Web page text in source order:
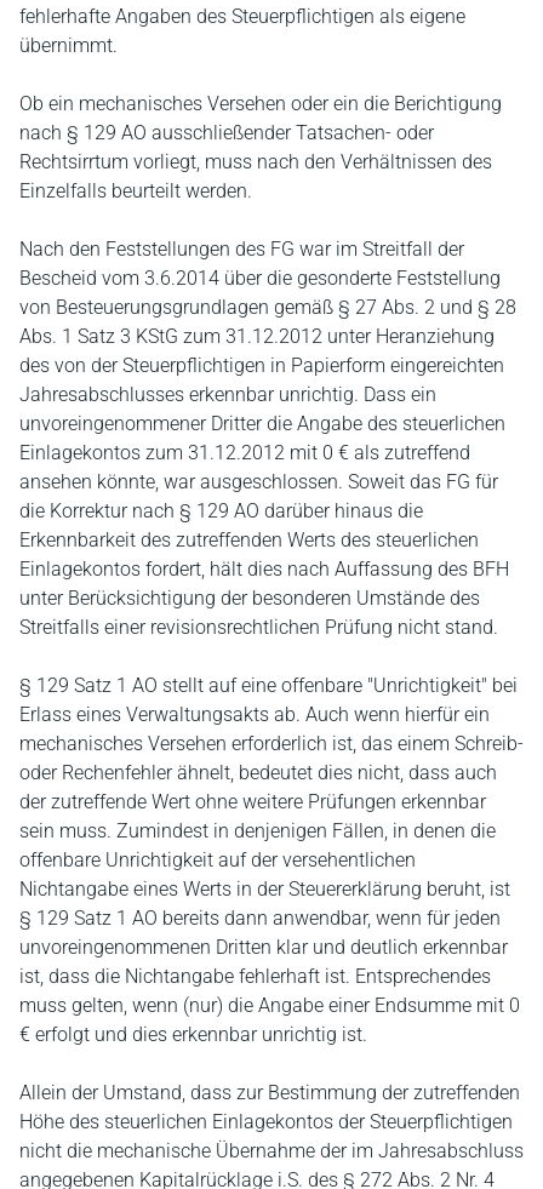
fehlerhafte Angaben des Steuerpflichtigen als eigene
übernimmt.
Ob ein mechanisches Versehen oder ein die Berichtigung
nach § 129 AO ausschließender Tatsachen- oder
Rechtsirrtum vorliegt, muss nach den Verhältnissen des
Einzelfalls beurteilt werden.
Nach den Feststellungen des FG war im Streitfall der
Bescheid vom 3.6.2014 über die gesonderte Feststellung
von Besteuerungsgrundlagen gemäß § 27 Abs. 2 und § 28
Abs. 1 Satz 3 KStG zum 31.12.2012 unter Heranziehung
des von der Steuerpflichtigen in Papierform eingereichten
Jahresabschlusses erkennbar unrichtig. Dass ein
unvoreingenommener Dritter die Angabe des steuerlichen
Einlagekontos zum 31.12.2012 mit 0 € als zutreffend
ansehen könnte, war ausgeschlossen. Soweit das FG für
die Korrektur nach § 129 AO darüber hinaus die
Erkennbarkeit des zutreffenden Werts des steuerlichen
Einlagekontos fordert, hält dies nach Auffassung des BFH
unter Berücksichtigung der besonderen Umstände des
Streitfalls einer revisionsrechtlichen Prüfung nicht stand.
§ 129 Satz 1 AO stellt auf eine offenbare "Unrichtigkeit" bei
Erlass eines Verwaltungsakts ab. Auch wenn hierfür ein
mechanisches Versehen erforderlich ist, das einem Schreib-
oder Rechenfehler ähnelt, bedeutet dies nicht, dass auch
der zutreffende Wert ohne weitere Prüfungen erkennbar
sein muss. Zumindest in denjenigen Fällen, in denen die
offenbare Unrichtigkeit auf der versehentlichen
Nichtangabe eines Werts in der Steuererklärung beruht, ist
§ 129 Satz 1 AO bereits dann anwendbar, wenn für jeden
unvoreingenommenen Dritten klar und deutlich erkennbar
ist, dass die Nichtangabe fehlerhaft ist. Entsprechendes
muss gelten, wenn (nur) die Angabe einer Endsumme mit 0
€ erfolgt und dies erkennbar unrichtig ist.
Allein der Umstand, dass zur Bestimmung der zutreffenden
Höhe des steuerlichen Einlagekontos der Steuerpflichtigen
nicht die mechanische Übernahme der im Jahresabschluss
angegebenen Kapitalrücklage i.S. des § 272 Abs. 2 Nr. 4